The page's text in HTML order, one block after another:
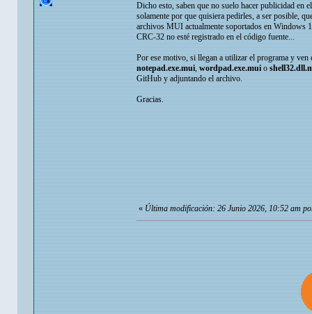
Dicho esto, saben que no suelo hacer publicidad en
solamente por que quisiera pedirles, a ser posible,
archivos MUI actualmente soportados en Windows
CRC-32 no esté registrado en el código fuente...
Por ese motivo, si llegan a utilizar el programa y
notepad.exe.mui,wordpad.exe.muio
GitHub y adjuntando el archivo.
Gracias.
«Última modificación: 26 Junio 2026, 10:52 am